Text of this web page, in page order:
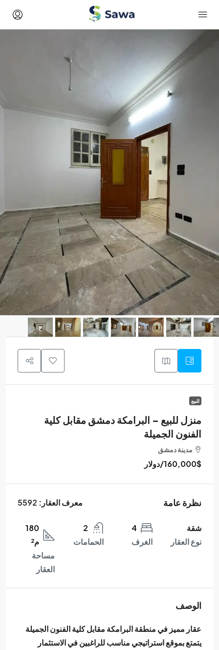
للبيع
منزل للبيع – البرامكة دمشق مقابل كلية
الفنون الجميلة
مدينة دمشق
160,000$/دولار
نظرة عامة معرف العقار:
شقة
نوع العقار
4
الغرف
2
الحمامات
180
م²
مساحة
العقار
الوصف
عقار مميز في منطقة البرامكة مقابل كلية الفنون الجميلة
يتمتع بموقع استراتيجي مناسب للراغبين في الاستثمار